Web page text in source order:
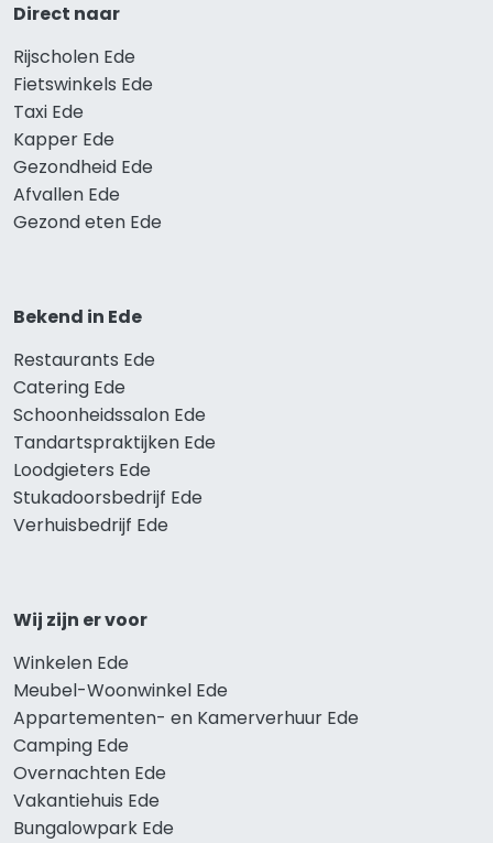
Direct naar
Rijscholen Ede
Fietswinkels Ede
Taxi Ede
Kapper Ede
Gezondheid Ede
Afvallen Ede
Gezond eten Ede
Bekend in Ede
Restaurants Ede
Catering Ede
Schoonheidssalon Ede
Tandartspraktijken Ede
Loodgieters Ede
Stukadoorsbedrijf Ede
Verhuisbedrijf Ede
Wij zijn er voor
Winkelen Ede
Meubel-Woonwinkel Ede
Appartementen- en Kamerverhuur Ede
Camping Ede
Overnachten Ede
Vakantiehuis Ede
Bungalowpark Ede